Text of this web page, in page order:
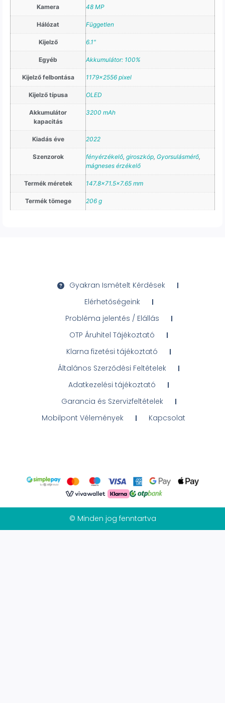
Kamera 48 MP
Hálózat Független
Kijelző 6.1"
Egyéb Akkumulátor: 100%
Kijelző felbontása 1179×2556 pixel
Kijelző típusa OLED
Akkumulátor
kapacitás
3200 mAh
Kiadás éve 2022
Szenzorok fényérzékelő, giroszkóp, Gyorsulásmérő,
mágneses érzékelő
Termék méretek 147.8×71.5×7.65 mm
Termék tömege 206 g
Gyakran Ismételt Kérdések
Elérhetőségeink
Probléma jelentés / Elállás
OTP Áruhitel Tájékoztató
Klarna fizetési tájékoztató
Általános Szerződési Feltételek
Adatkezelési tájékoztató
Garancia és Szervizfeltételek
Mobilpont Vélemények
Kapcsolat
© Minden jog fenntartva